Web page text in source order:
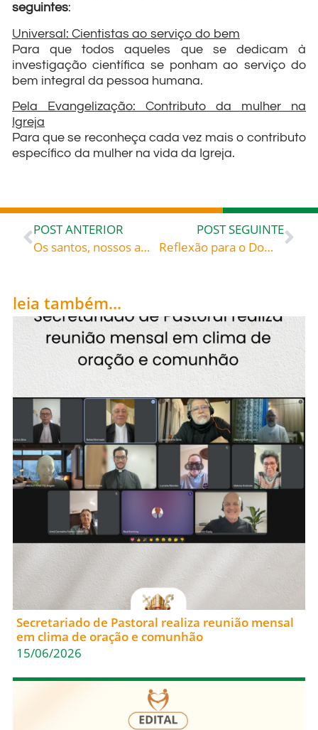
seguintes:
Universal: Cientistas ao serviço do bem
Para que todos aqueles que se dedicam à
investigação científica se ponham ao serviço do
bem integral da pessoa humana.
Pela Evangelização: Contributo da mulher na
Igreja
Para que se reconheça cada vez mais o contributo
específico da mulher na vida da Igreja.
POST ANTERIOR
Os santos, nossos amigos: São Xisto III, celebrado hoje, 28, roga por todos nós!
POST SEGUINTE
Reflexão para o Domingo de Ramos
leia também...
Secretariado de Pastoral realiza reunião mensal
em clima de oração e comunhão
15/06/2026